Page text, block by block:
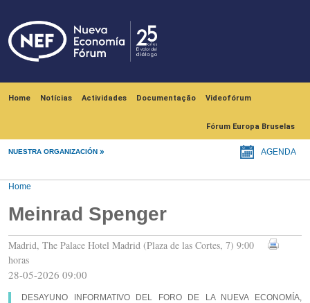
Home Notícias Actividades Documentação Videofórum
Fórum Europa Bruselas
NUESTRA ORGANIZACIÓN AGENDA
Home
Meinrad Spenger
Madrid, The Palace Hotel Madrid (Plaza de las Cortes, 7) 9:00
horas
28-05-2026 09:00
DESAYUNO INFORMATIVO DEL FORO DE LA NUEVA ECONOMÍA,